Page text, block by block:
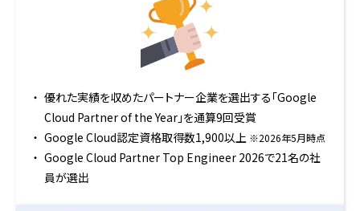
優れた実績を収めたパートナー企業を選出する「Google
Cloud Partner of the Year」を通算9回受賞
Google Cloud認定資格取得数1,900以上 ※2026年5月時点
Google Cloud Partner Top Engineer 2026で21名の社
員が選出